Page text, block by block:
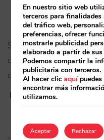
Mallorca
Si quieres recibir
de este informe
dejarnostu opinión y
En nuestro sitio web
terceros para
del tráfico web,
preferencias, ofrecer
mostrarle publicidad
elaborado a partir de
Podemos compartir la
publicitaria con terceros.
Al hacer clicaquípuedes
encontrar más
utilizamos.
Aceptar Rechazar